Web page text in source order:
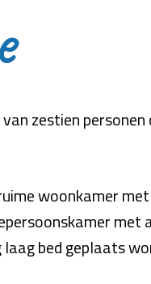
zestien
woonkamer
met
laag bed geplaats